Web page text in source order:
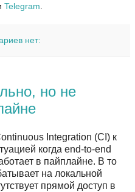
Telegram
нет:
но не
Integration (CI) к
когда end-to-end
в пайплайне. В то
на локальной
прямой доступ в